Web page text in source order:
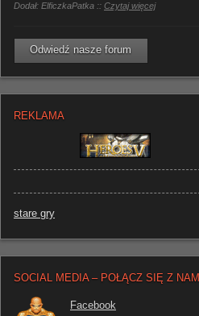
Dodał: ElficzkaPatka :: Czytaj więcej
Odwiedź nasze forum
REKLAMA
stare gry
SOCIAL MEDIA – POŁĄCZ SIĘ Z NAMI
Facebook